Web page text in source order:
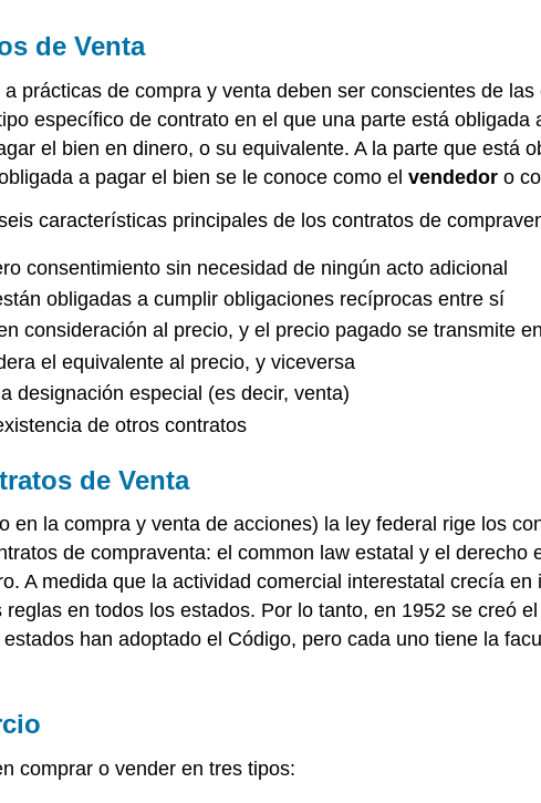
de Venta
prácticas de compra y venta deben ser conscientes de
específico de contrato en el que una parte está
el bien en dinero, o su equivalente. A la parte que está
a pagar el bien se le conoce como el vendedor o
características principales de los contratos de
consentimiento sin necesidad de ningún acto adicional
obligadas a cumplir obligaciones recíprocas entre sí
consideración al precio, y el precio pagado se transmite
el equivalente al precio, y viceversa
designación especial (es decir, venta)
de otros contratos
de Venta
en la compra y venta de acciones) la ley federal rige los
de compraventa: el common law estatal y el
A medida que la actividad comercial interestatal crecía
en todos los estados. Por lo tanto, en 1952 se creó
estados han adoptado el Código, pero cada uno tiene la
comprar o vender en tres tipos: